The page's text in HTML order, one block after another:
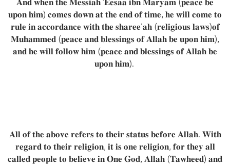
𝐮𝐩𝐨𝐧 𝐡𝐢𝐦) 𝐜𝐨𝐦𝐞𝐬 𝐝𝐨𝐰𝐧 𝐚𝐭 𝐭𝐡𝐞 𝐞𝐧𝐝 𝐨𝐟 𝐭𝐢𝐦𝐞, 𝐡𝐞 𝐰𝐢𝐥𝐥 𝐜𝐨𝐦𝐞 𝐭𝐨
𝐫𝐮𝐥𝐞 𝐢𝐧 𝐚𝐜𝐜𝐨𝐫𝐝𝐚𝐧𝐜𝐞 𝐰𝐢𝐭𝐡 𝐭𝐡𝐞 𝐬𝐡𝐚𝐫𝐞𝐞’𝐚𝐡 (𝐫𝐞𝐥𝐢𝐠𝐢𝐨𝐮𝐬 𝐥𝐚𝐰𝐬)𝐨𝐟
𝐌𝐮𝐡𝐚𝐦𝐦𝐞𝐝 (𝐩𝐞𝐚𝐜𝐞 𝐚𝐧𝐝 𝐛𝐥𝐞𝐬𝐬𝐢𝐧𝐠𝐬 𝐨𝐟 𝐀𝐥𝐥𝐚𝐡 𝐛𝐞 𝐮𝐩𝐨𝐧 𝐡𝐢𝐦),
𝐚𝐧𝐝 𝐡𝐞 𝐰𝐢𝐥𝐥 𝐟𝐨𝐥𝐥𝐨𝐰 𝐡𝐢𝐦 (𝐩𝐞𝐚𝐜𝐞 𝐚𝐧𝐝 𝐛𝐥𝐞𝐬𝐬𝐢𝐧𝐠𝐬 𝐨𝐟 𝐀𝐥𝐥𝐚𝐡 𝐛𝐞
𝐮𝐩𝐨𝐧 𝐡𝐢𝐦).
𝐀𝐥𝐥 𝐨𝐟 𝐭𝐡𝐞 𝐚𝐛𝐨𝐯𝐞 𝐫𝐞𝐟𝐞𝐫𝐬 𝐭𝐨 𝐭𝐡𝐞𝐢𝐫 𝐬𝐭𝐚𝐭𝐮𝐬 𝐛𝐞𝐟𝐨𝐫𝐞 𝐀𝐥𝐥𝐚𝐡. 𝐖𝐢𝐭𝐡
𝐫𝐞𝐠𝐚𝐫𝐝 𝐭𝐨 𝐭𝐡𝐞𝐢𝐫 𝐫𝐞𝐥𝐢𝐠𝐢𝐨𝐧, 𝐢𝐭 𝐢𝐬 𝐨𝐧𝐞 𝐫𝐞𝐥𝐢𝐠𝐢𝐨𝐧, 𝐟𝐨𝐫 𝐭𝐡𝐞𝐲 𝐚𝐥𝐥
𝐜𝐚𝐥𝐥𝐞𝐝 𝐩𝐞𝐨𝐩𝐥𝐞 𝐭𝐨 𝐛𝐞𝐥𝐢𝐞𝐯𝐞 𝐢𝐧 𝐎𝐧𝐞 𝐆𝐨𝐝, 𝐀𝐥𝐥𝐚𝐡 (𝐓𝐚𝐰𝐡𝐞𝐞𝐝) 𝐚𝐧𝐝